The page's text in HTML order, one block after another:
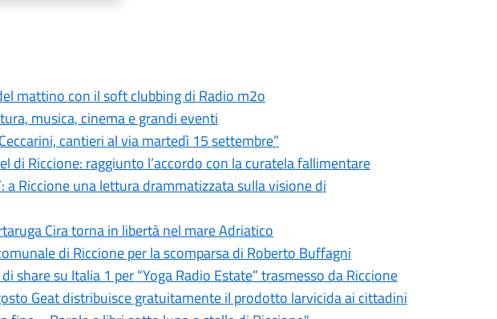
mattino con il soft clubbing di Radio m2o
musica, cinema e grandi eventi
cantieri al via martedì 15 settembre”
di Riccione: raggiunto l’accordo con la curatela fallimentare
a Riccione una lettura drammatizzata sulla visione di
Cira torna in libertà nel mare Adriatico
di Riccione per la scomparsa di Roberto Buffagni
share su Italia 1 per “Yoga Radio Estate” trasmesso da Riccione
Geat distribuisce gratuitamente il prodotto larvicida ai cittadini